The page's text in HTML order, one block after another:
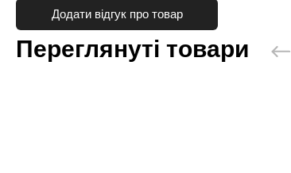
Додати відгук про товар
Переглянуті товари